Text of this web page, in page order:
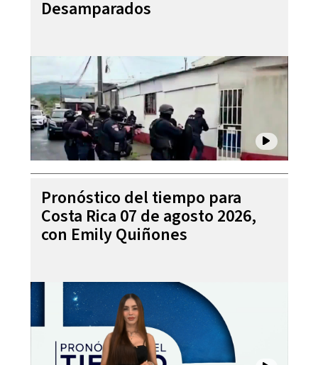
Desamparados
Pronóstico del tiempo para
Costa Rica 07 de agosto 2026,
con Emily Quiñones